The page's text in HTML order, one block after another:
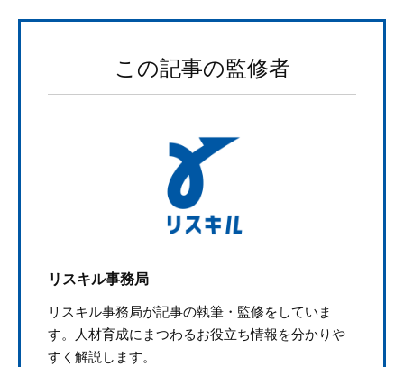
この記事の監修者
リスキル事務局
リスキル事務局が記事の執筆・監修をしていま
す。人材育成にまつわるお役立ち情報を分かりや
すく解説します。